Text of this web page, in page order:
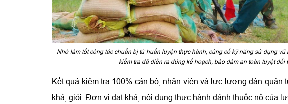
Nhờ làm tốt công tác chuẩn bị từ huấn luyện thực hành, củng cố kỹ năng sử dụng
kiểm tra đã diễn ra đúng kế hoạch, bảo đảm an toàn tuyệt
Kết quả kiểm tra 100% cán bộ, nhân viên và lực lượng dân quân
khá, giỏi. Đơn vị đạt khá; nội dung thực hành đánh thuốc nổ của